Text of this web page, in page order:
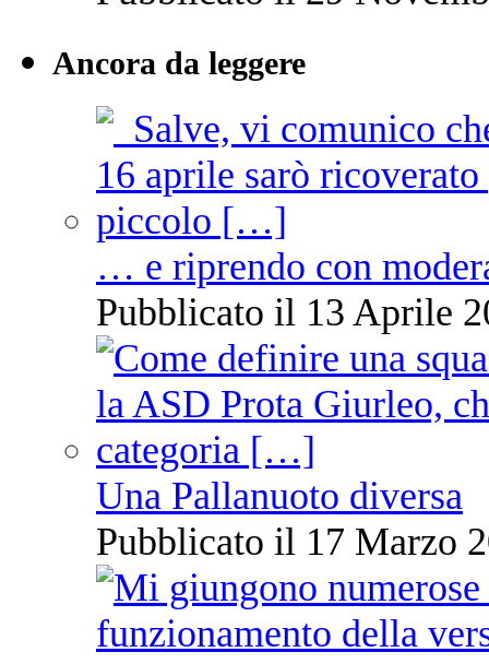
Ancora da leggere
… e riprendo con
Pubblicato il 13 Aprile
Una Pallanuoto diversa
Pubblicato il 17 Marzo